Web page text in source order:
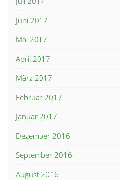
Juni 2017
Mai 2017
April 2017
März 2017
Februar 2017
Januar 2017
Dezember 2016
September 2016
August 2016